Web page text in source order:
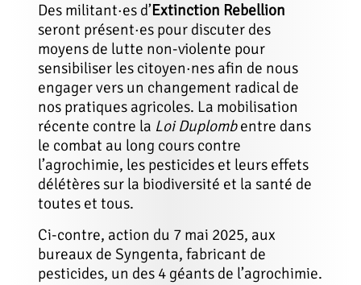
Des militant·es d’Extinction Rebellion
seront présent·es pour discuter des
moyens de lutte non-violente pour
sensibiliser les citoyen·nes afin de nous
engager vers un changement radical de
nos pratiques agricoles. La mobilisation
récente contre la Loi Duplombentre dans
le combat au long cours contre
l’agrochimie, les pesticides et leurs effets
délétères sur la biodiversité et la santé de
toutes et tous.
Ci-contre, action du 7 mai 2025, aux
bureaux de Syngenta, fabricant de
pesticides, un des 4 géants de l’agrochimie.